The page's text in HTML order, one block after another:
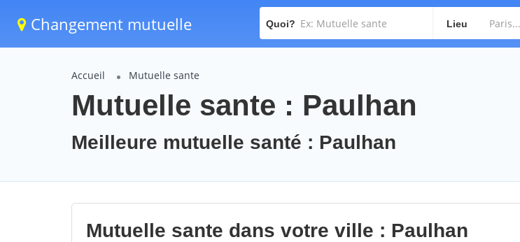
Changement mutuelle Quoi? Lieu
Accueil Mutuelle sante
Mutuelle sante : Paulhan
Meilleure mutuelle santé : Paulhan
Mutuelle sante dans votre ville : Paulhan